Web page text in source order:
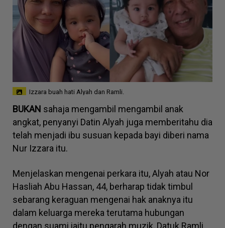
Izzara buah hati Alyah dan Ramli.
BUKAN sahaja mengambil mengambil anak
angkat, penyanyi Datin Alyah juga memberitahu dia
telah menjadi ibu susuan kepada bayi diberi nama
Nur Izzara itu.
Menjelaskan mengenai perkara itu, Alyah atau Nor
Hasliah Abu Hassan, 44, berharap tidak timbul
sebarang keraguan mengenai hak anaknya itu
dalam keluarga mereka terutama hubungan
dengan suami iaitu pengarah muzik, Datuk Ramli